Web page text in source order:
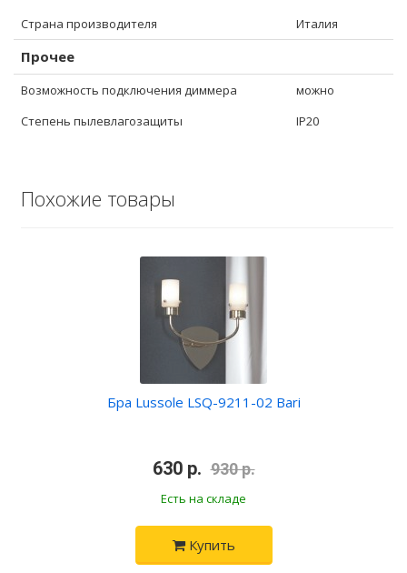
Страна производителя
Италия
Прочее
Возможность подключения диммера
можно
Степень пылевлагозащиты
IP20
Похожие товары
Бра Lussole LSQ-9211-02 Bari
630 р. 930 р.
Есть на складе
Купить